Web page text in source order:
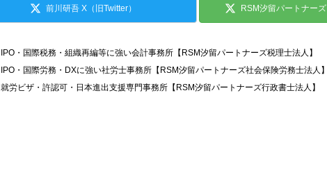
前川研吾 X（旧Twitter） RSM汐留パートナーズ
IPO・国際税務・組織再編等に強い会計事務所【RSM汐留パートナーズ税理士法人】
IPO・国際労務・DXに強い社労士事務所【RSM汐留パートナーズ社会保険労務士法人】
就労ビザ・許認可・日本進出支援専門事務所【RSM汐留パートナーズ行政書士法人】